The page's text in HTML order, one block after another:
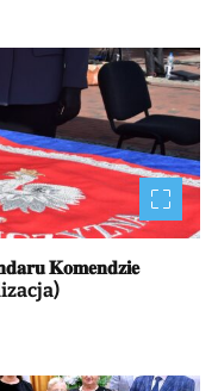
𝐊𝐨𝐦𝐞𝐧𝐝𝐳𝐢𝐞